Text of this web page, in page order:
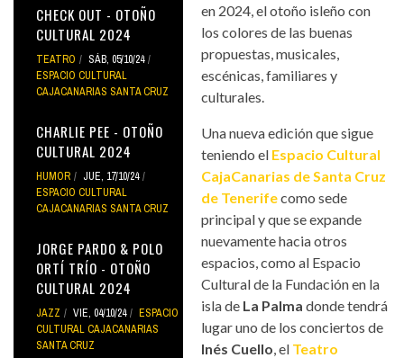
CHECK OUT - OTOÑO
CULTURAL 2024
TEATRO
SÁB, 05/10/24
ESPACIO CULTURAL
CAJACANARIAS SANTA CRUZ
CHARLIE PEE - OTOÑO
CULTURAL 2024
HUMOR
JUE, 17/10/24
ESPACIO CULTURAL
CAJACANARIAS SANTA CRUZ
JORGE PARDO & POLO
ORTÍ TRÍO - OTOÑO
CULTURAL 2024
JAZZ VIE, 04/10/24
ESPACIO
CULTURAL CAJACANARIAS
SANTA CRUZ
en 2024, el otoño isleño con
los colores de las buenas
propuestas, musicales,
escénicas, familiares y
culturales.
Una nueva edición que sigue
teniendo el Espacio Cultural
CajaCanarias de Santa Cruz
de Tenerifecomo sede
principal y que se expande
nuevamente hacia otros
espacios, como al Espacio
Cultural de la Fundación en la
isla de La Palma donde tendrá
lugar uno de los conciertos de
Inés Cuello, el Teatro